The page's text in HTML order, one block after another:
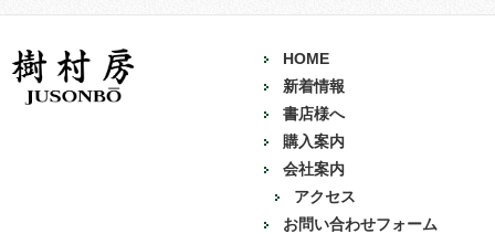
HOME
新着情報
書店様へ
購入案内
会社案内
アクセス
お問い合わせフォーム